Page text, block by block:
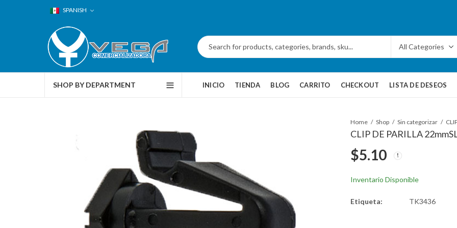
SPANISH
SHOP BY DEPARTMENT INICIO TIENDA BLOG CARRITO CHECKOUT LISTA DE DESEOS
Home Shop Sin categorizar
CLIP DE PARILLA
$5.10
Inventario Disponible
Etiqueta: TK3436